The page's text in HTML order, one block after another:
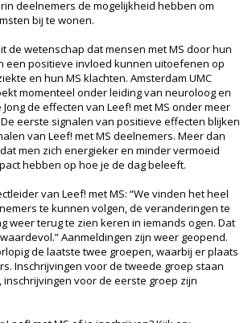
deelnemers de mogelijkheid hebben om
bij te wonen.
de wetenschap dat mensen met MS door hun
een positieve invloed kunnen uitoefenen op
en hun MS klachten. Amsterdam UMC
momenteel onder leiding van neuroloog en
de effecten van Leef! met MS onder meer
eerste signalen van positieve effecten blijken
van Leef! met MS deelnemers. Meer dan
men zich energieker en minder vermoeid
hebben op hoe je de dag beleeft.
van Leef! met MS: “We vinden het heel
te kunnen volgen, de veranderingen te
weer terug te zien keren in iemands ogen. Dat
Aanmeldingen zijn weer geopend.
de laatste twee groepen, waarbij er plaats
Inschrijvingen voor de tweede groep staan
voor de eerste groep zijn